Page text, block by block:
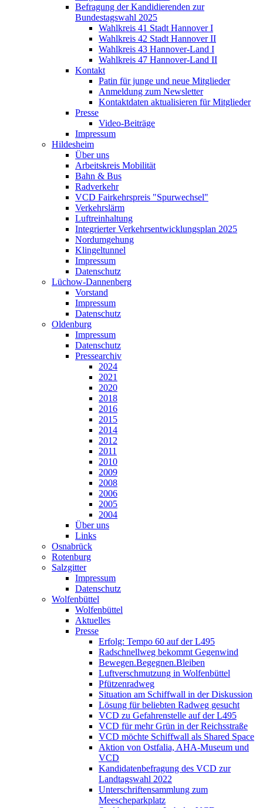
Befragung der Kandidierenden zur
Bundestagswahl 2025
Wahlkreis 41 Stadt Hannover I
Wahlkreis 42 Stadt Hannover II
Wahlkreis 43 Hannover-Land I
Wahlkreis 47 Hannover-Land II
Kontakt
Patin für junge und neue Mitglieder
Anmeldung zum Newsletter
Kontaktdaten aktualisieren für Mitglieder
Presse
Video-Beiträge
Impressum
Hildesheim
Über uns
Arbeitskreis Mobilität
Bahn & Bus
Radverkehr
VCD Fairkehrspreis "Spurwechsel"
Verkehrslärm
Luftreinhaltung
Integrierter Verkehrsentwicklungsplan 2025
Nordumgehung
Klingeltunnel
Impressum
Datenschutz
Lüchow-Dannenberg
Vorstand
Impressum
Datenschutz
Oldenburg
Impressum
Datenschutz
Pressearchiv
2024
2021
2020
2018
2016
2015
2014
2012
2011
2010
2009
2008
2006
2005
2004
Über uns
Links
Osnabrück
Rotenburg
Salzgitter
Impressum
Datenschutz
Wolfenbüttel
Wolfenbüttel
Aktuelles
Presse
Erfolg: Tempo 60 auf der L495
Radschnellweg bekommt Gegenwind
Bewegen.Begegnen.Bleiben
Luftverschmutzung in Wolfenbüttel
Pfützenradweg
Situation am Schiffwall in der Diskussion
Lösung für beliebten Radweg gesucht
VCD zu Gefahrenstelle auf der L495
VCD für mehr Grün in der Reichsstraße
VCD möchte Schiffwall als Shared Space
Aktion von Ostfalia, AHA-Museum und
VCD
Kandidatenbefragung des VCD zur
Landtagswahl 2022
Unterschriftensammlung zum
Meescheparkplatz